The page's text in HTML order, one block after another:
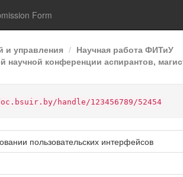
Form
и управления
Научная работа ФИТиУ
конференции аспирантов,
handle/123456789/52454
пользовательских интерфейсов